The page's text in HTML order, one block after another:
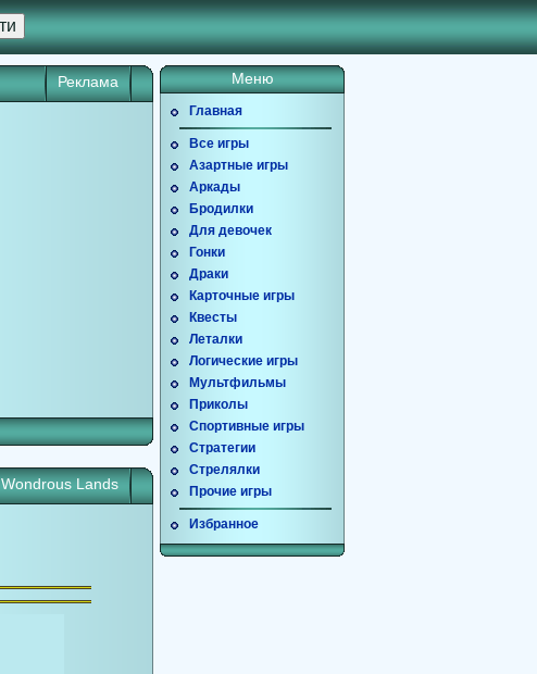
Реклама
Wondrous Lands
Меню
Главная
Все игры
Азартные игры
Аркады
Бродилки
Для девочек
Гонки
Драки
Карточные игры
Квесты
Леталки
Логические игры
Мультфильмы
Приколы
Спортивные игры
Стратегии
Стрелялки
Прочие игры
Избранное